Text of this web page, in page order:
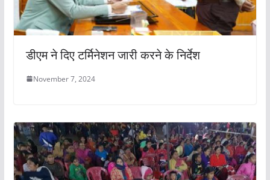
डीएम ने दिए टर्मिनेशन जारी करने के निर्देश
November 7, 2024